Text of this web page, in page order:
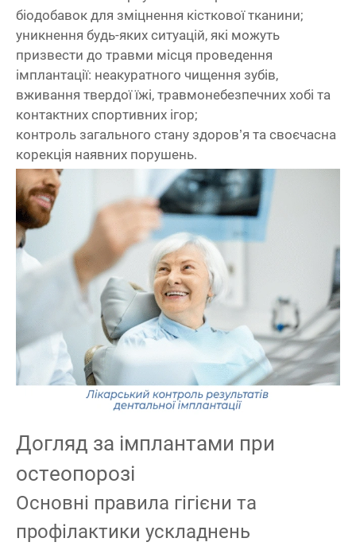
біодобавок для зміцнення кісткової тканини;
уникнення будь-яких ситуацій, які можуть
призвести до травми місця проведення
імплантації: неакуратного чищення зубів,
вживання твердої їжі, травмонебезпечних хобі та
контактних спортивних ігор;
контроль загального стану здоров’я та своєчасна
корекція наявних порушень.
Догляд за імплантами при
остеопорозі
Основні правила гігієни та
профілактики ускладнень